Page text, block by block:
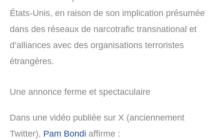
États-Unis, en raison de son implication présumée
dans des réseaux de narcotrafic transnational et
d’alliances avec des organisations terroristes
étrangères.
Une annonce ferme et spectaculaire
Dans une vidéo publiée sur X (anciennement
Twitter), Pam Bondi affirme :